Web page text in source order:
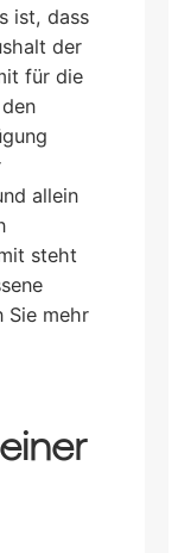
ist, dass
der
für die
allein
steht
Sie mehr